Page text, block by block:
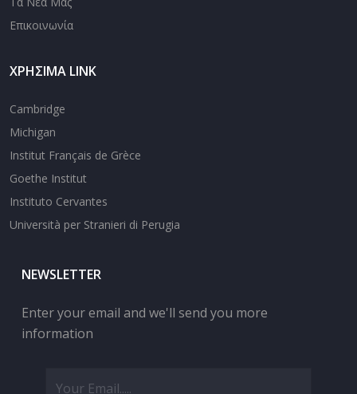
Επικοινωνία
ΧΡΉΣΙΜΑ LINK
Cambridge
Michigan
Institut Français de Grèce
Goethe Institut
Instituto Cervantes
Università per Stranieri di Perugia
NEWSLETTER
Enter your email and we'll send you more
information